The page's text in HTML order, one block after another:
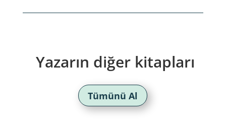
Yazarın diğer kitapları
Tümünü Al